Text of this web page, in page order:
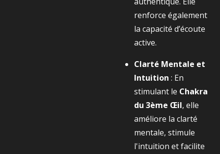
renforce également
la capacité d’écoute
active.
Clarté Mentale et
Intuition : En
stimulant le Chakra
du 3ème Œil, elle
améliore la clarté
mentale, stimule
l'intuition et facilite